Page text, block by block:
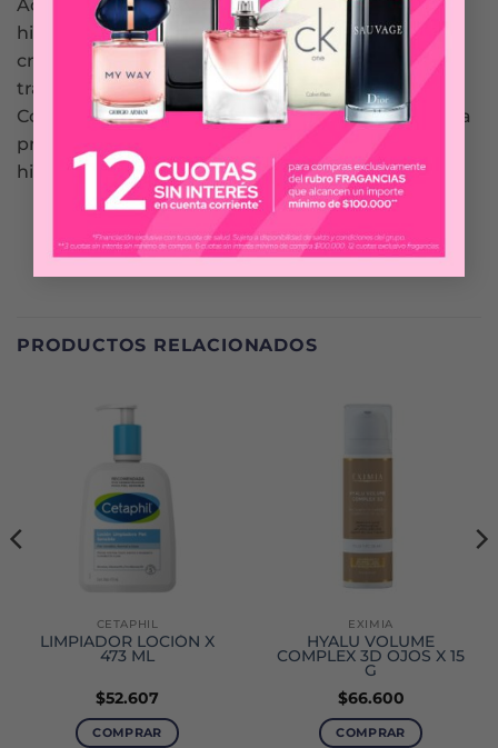
Ácido hialurónico de alto peso molecular. Ultra
hidratación. Actúa en la superficie de la piel
creando una barrera que evita la pérdida
transepidérmica de agua (TEWL).
Contiene también Silicio Orgánico, que estimula la
producción de colágeno, elastina y ácido
hialurónico endógeno.
PRODUCTOS RELACIONADOS
CETAPHIL
LIMPIADOR LOCIÓN X
473 ML
$52.607
COMPRAR
EXIMIA
HYALU VOLUME
COMPLEX 3D OJOS X 15
G
$66.600
COMPRAR